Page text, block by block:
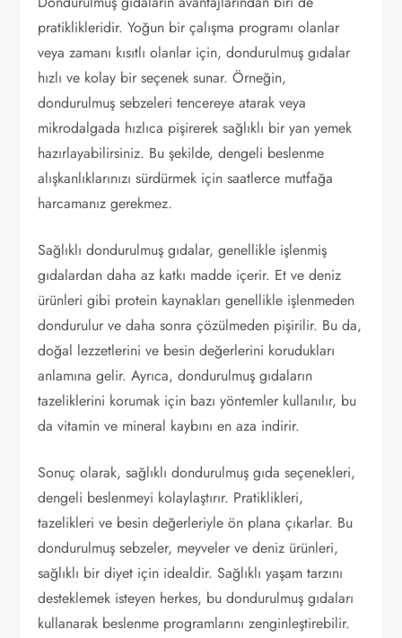
pratiklikleridir. Yoğun bir çalışma programı olanlar
veya zamanı kısıtlı olanlar için, dondurulmuş gıdalar
hızlı ve kolay bir seçenek sunar. Örneğin,
dondurulmuş sebzeleri tencereye atarak veya
mikrodalgada hızlıca pişirerek sağlıklı bir yan yemek
hazırlayabilirsiniz. Bu şekilde, dengeli beslenme
alışkanlıklarınızı sürdürmek için saatlerce mutfağa
harcamanız gerekmez.
Sağlıklı dondurulmuş gıdalar, genellikle işlenmiş
gıdalardan daha az katkı madde içerir. Et ve deniz
ürünleri gibi protein kaynakları genellikle işlenmeden
dondurulur ve daha sonra çözülmeden pişirilir. Bu da,
doğal lezzetlerini ve besin değerlerini korudukları
anlamına gelir. Ayrıca, dondurulmuş gıdaların
tazeliklerini korumak için bazı yöntemler kullanılır, bu
da vitamin ve mineral kaybını en aza indirir.
Sonuç olarak, sağlıklı dondurulmuş gıda seçenekleri,
dengeli beslenmeyi kolaylaştırır. Pratiklikleri,
tazelikleri ve besin değerleriyle ön plana çıkarlar. Bu
dondurulmuş sebzeler, meyveler ve deniz ürünleri,
sağlıklı bir diyet için idealdir. Sağlıklı yaşam tarzını
desteklemek isteyen herkes, bu dondurulmuş gıdaları
kullanarak beslenme programlarını zenginleştirebilir.